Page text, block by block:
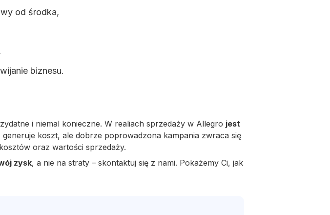
od środka,
biznesu.
i niemal konieczne. W realiach sprzedaży w Allegro jest
generuje koszt, ale dobrze poprowadzona kampania zwraca się
oraz wartości sprzedaży.
zysk, a nie na straty – skontaktuj się z nami. Pokażemy Ci, jak